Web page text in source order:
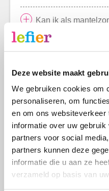
Deze website maakt
We gebruiken cookies om
personaliseren, om
en om ons
informatie over uw
partners voor social
partners kunnen deze
informatie die u aan ze
verzameld op basis van
Kan ik als mantelzorger urgentie krijgen op
een woning?
Curaçaostraat eruit?
worden?
Hoe krijg ik een verklaring van een lokaal
steunpunt
Meer (5)